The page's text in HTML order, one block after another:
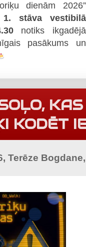
dienām 2026”
stāva vestibilā
notiks ikgadējā
pasākums un
KODĒT
Terēze